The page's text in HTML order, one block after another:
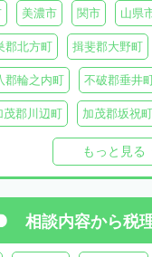
美濃市 関市 山県
郡北方町 揖斐郡大野町
郡輪之内町 不破郡垂井
茂郡川辺町 加茂郡坂祝町
もっと見る
相談内容から税